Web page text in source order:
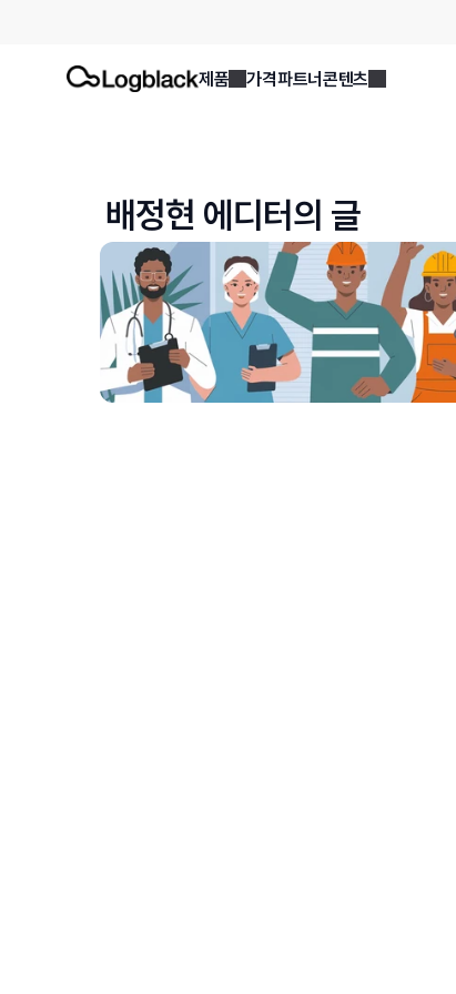
제품 가격파트너콘텐츠
배정현 에디터의 글